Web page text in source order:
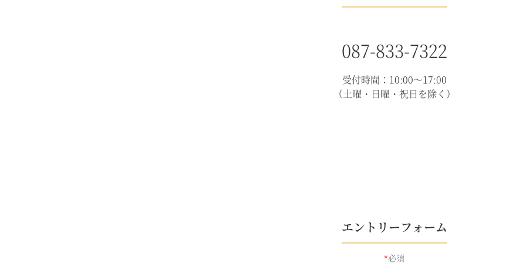
087-833-7322
受付時間：10:00～17:00
（土曜・日曜・祝日を除く）
エントリーフォーム
*必須